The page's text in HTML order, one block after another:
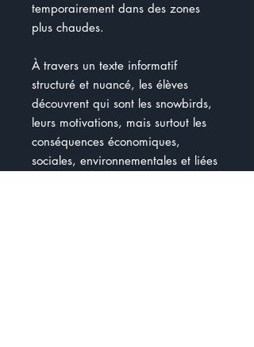
temporairement dans des zones
plus chaudes.
À travers un texte informatif
structuré et nuancé, les élèves
découvrent qui sont les snowbirds,
leurs motivations, mais surtout les
conséquences économiques,
sociales, environnementales et liées